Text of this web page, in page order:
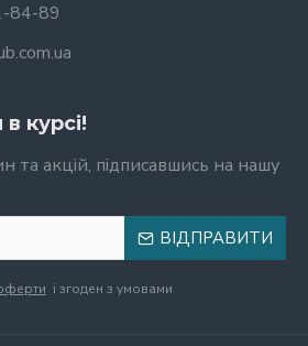
84-89
курсі!
та акцій, підписавшись на нашу
ВІДПРАВИТИ
і згоден з умовами